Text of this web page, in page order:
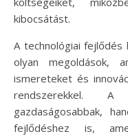
kibocsátást.
A technológiai
olyan megoldások,
ismereteket és
rendszerekkel.
gazdaságosabbak,
fejlődéshez is,